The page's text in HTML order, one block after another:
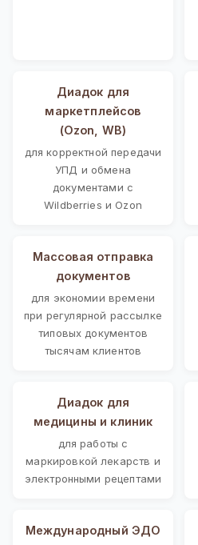
Диадок для
маркетплейсов
(Ozon, WB)
для корректной передачи
УПД и обмена
документами с
Wildberries и Ozon
Массовая отправка
документов
для экономии времени
при регулярной рассылке
типовых документов
тысячам клиентов
Диадок для
медицины и клиник
для работы с
маркировкой лекарств и
электронными рецептами
Международный ЭДО